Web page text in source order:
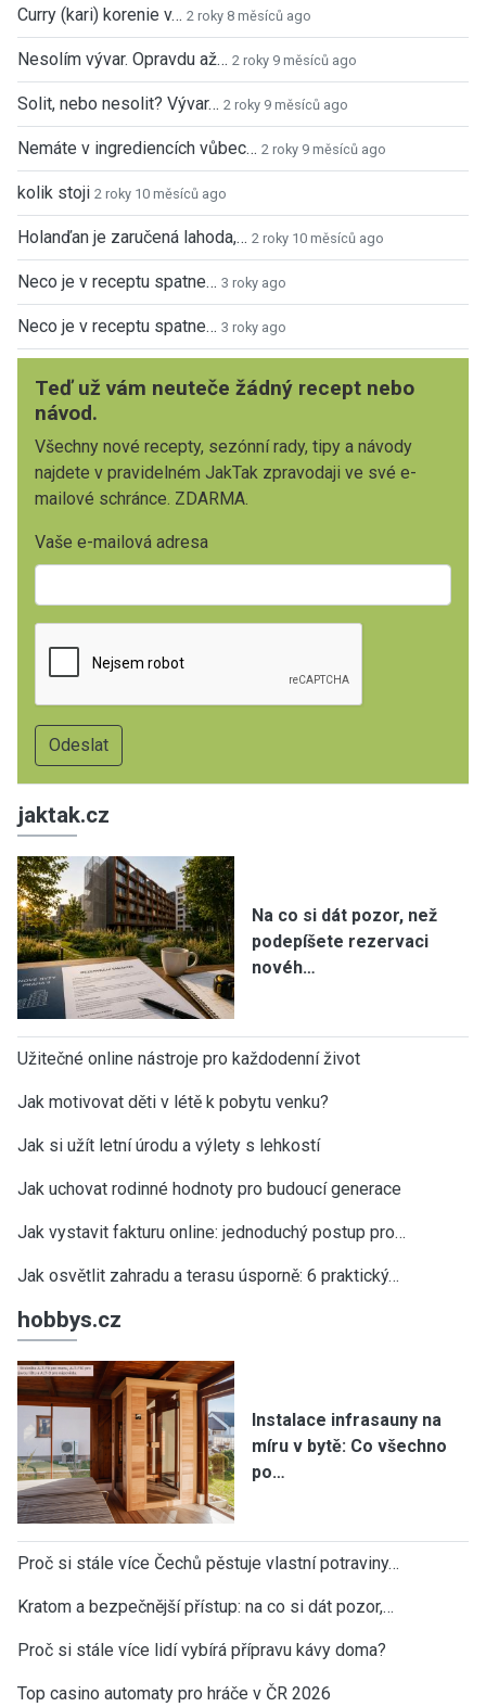
Curry (kari) korenie v… 2 roky 8 měsíců ago
Nesolím vývar. Opravdu až… 2 roky 9 měsíců ago
Solit, nebo nesolit? Vývar… 2 roky 9 měsíců ago
Nemáte v ingrediencích vůbec… 2 roky 9 měsíců ago
kolik stoji 2 roky 10 měsíců ago
Holanďan je zaručená lahoda,… 2 roky 10 měsíců ago
Neco je v receptu spatne… 3 roky ago
Neco je v receptu spatne… 3 roky ago
Teď už vám neuteče žádný recept nebo
návod.
Všechny nové recepty, sezónní rady, tipy a návody
najdete v pravidelném JakTak zpravodaji ve své e-
mailové schránce. ZDARMA.
Vaše e-mailová adresa
jaktak.cz
Na co si dát pozor, než
podepíšete rezervaci
novéh…
Užitečné online nástroje pro každodenní život
Jak motivovat děti v létě k pobytu venku?
Jak si užít letní úrodu a výlety s lehkostí
Jak uchovat rodinné hodnoty pro budoucí generace
Jak vystavit fakturu online: jednoduchý postup pro…
Jak osvětlit zahradu a terasu úsporně: 6 praktický…
hobbys.cz
Instalace infrasauny na
míru v bytě: Co všechno
po…
Proč si stále více Čechů pěstuje vlastní potraviny…
Kratom a bezpečnější přístup: na co si dát pozor,…
Proč si stále více lidí vybírá přípravu kávy doma?
Top casino automaty pro hráče v ČR 2026